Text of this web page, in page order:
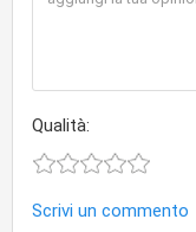
Qualità:
Scrivi un commento